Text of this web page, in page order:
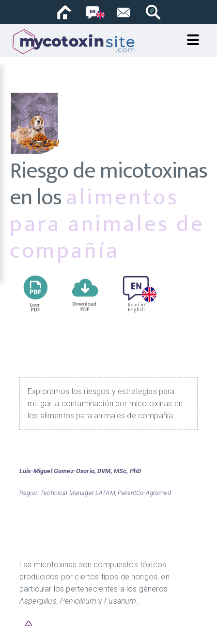
Riesgo de micotoxinas
en losalimentos
para animales de
compañía
Exploramos los riesgos y estrategias para
mitigar la contaminación por micotoxinas en
los alimentos para animales de compañía.
Luis-Miguel Gomez-Osorio, DVM, MSc, PhD
Region Technical Manager LATAM, PatentCo-Agromed
Las micotoxinas son compuestos tóxicos
producidos por ciertos tipos de hongos, en
particular los pertenecientes a los géneros
Aspergillus, Penicillium yFusarium